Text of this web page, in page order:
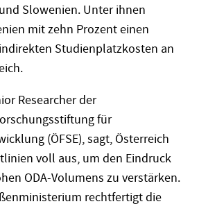
Slowenien. Unter ihnen
mit zehn Prozent einen
Studienplatzkosten an
Researcher der
für
(ÖFSE), sagt, Österreich
voll aus, um den Eindruck
ODA-Volumens zu verstärken.
rechtfertigt die